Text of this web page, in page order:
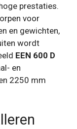
prestaties.
voor
en gewichten,
wordt
EEN 600 D
en
2250 mm